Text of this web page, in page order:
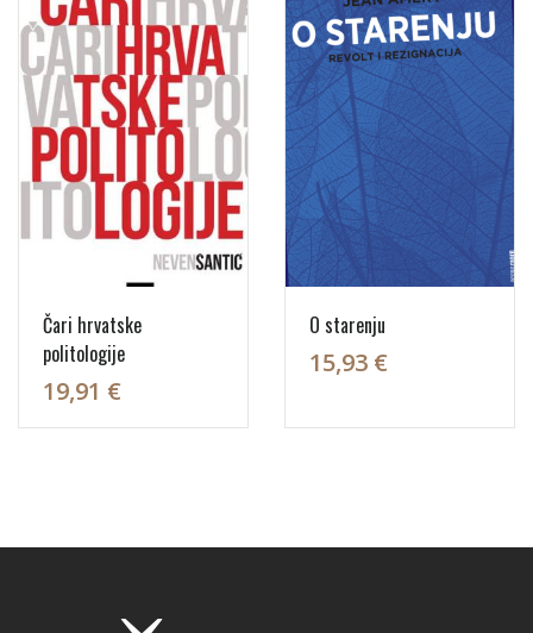
Čari hrvatske
politologije
19,91 €
O starenju
15,93 €